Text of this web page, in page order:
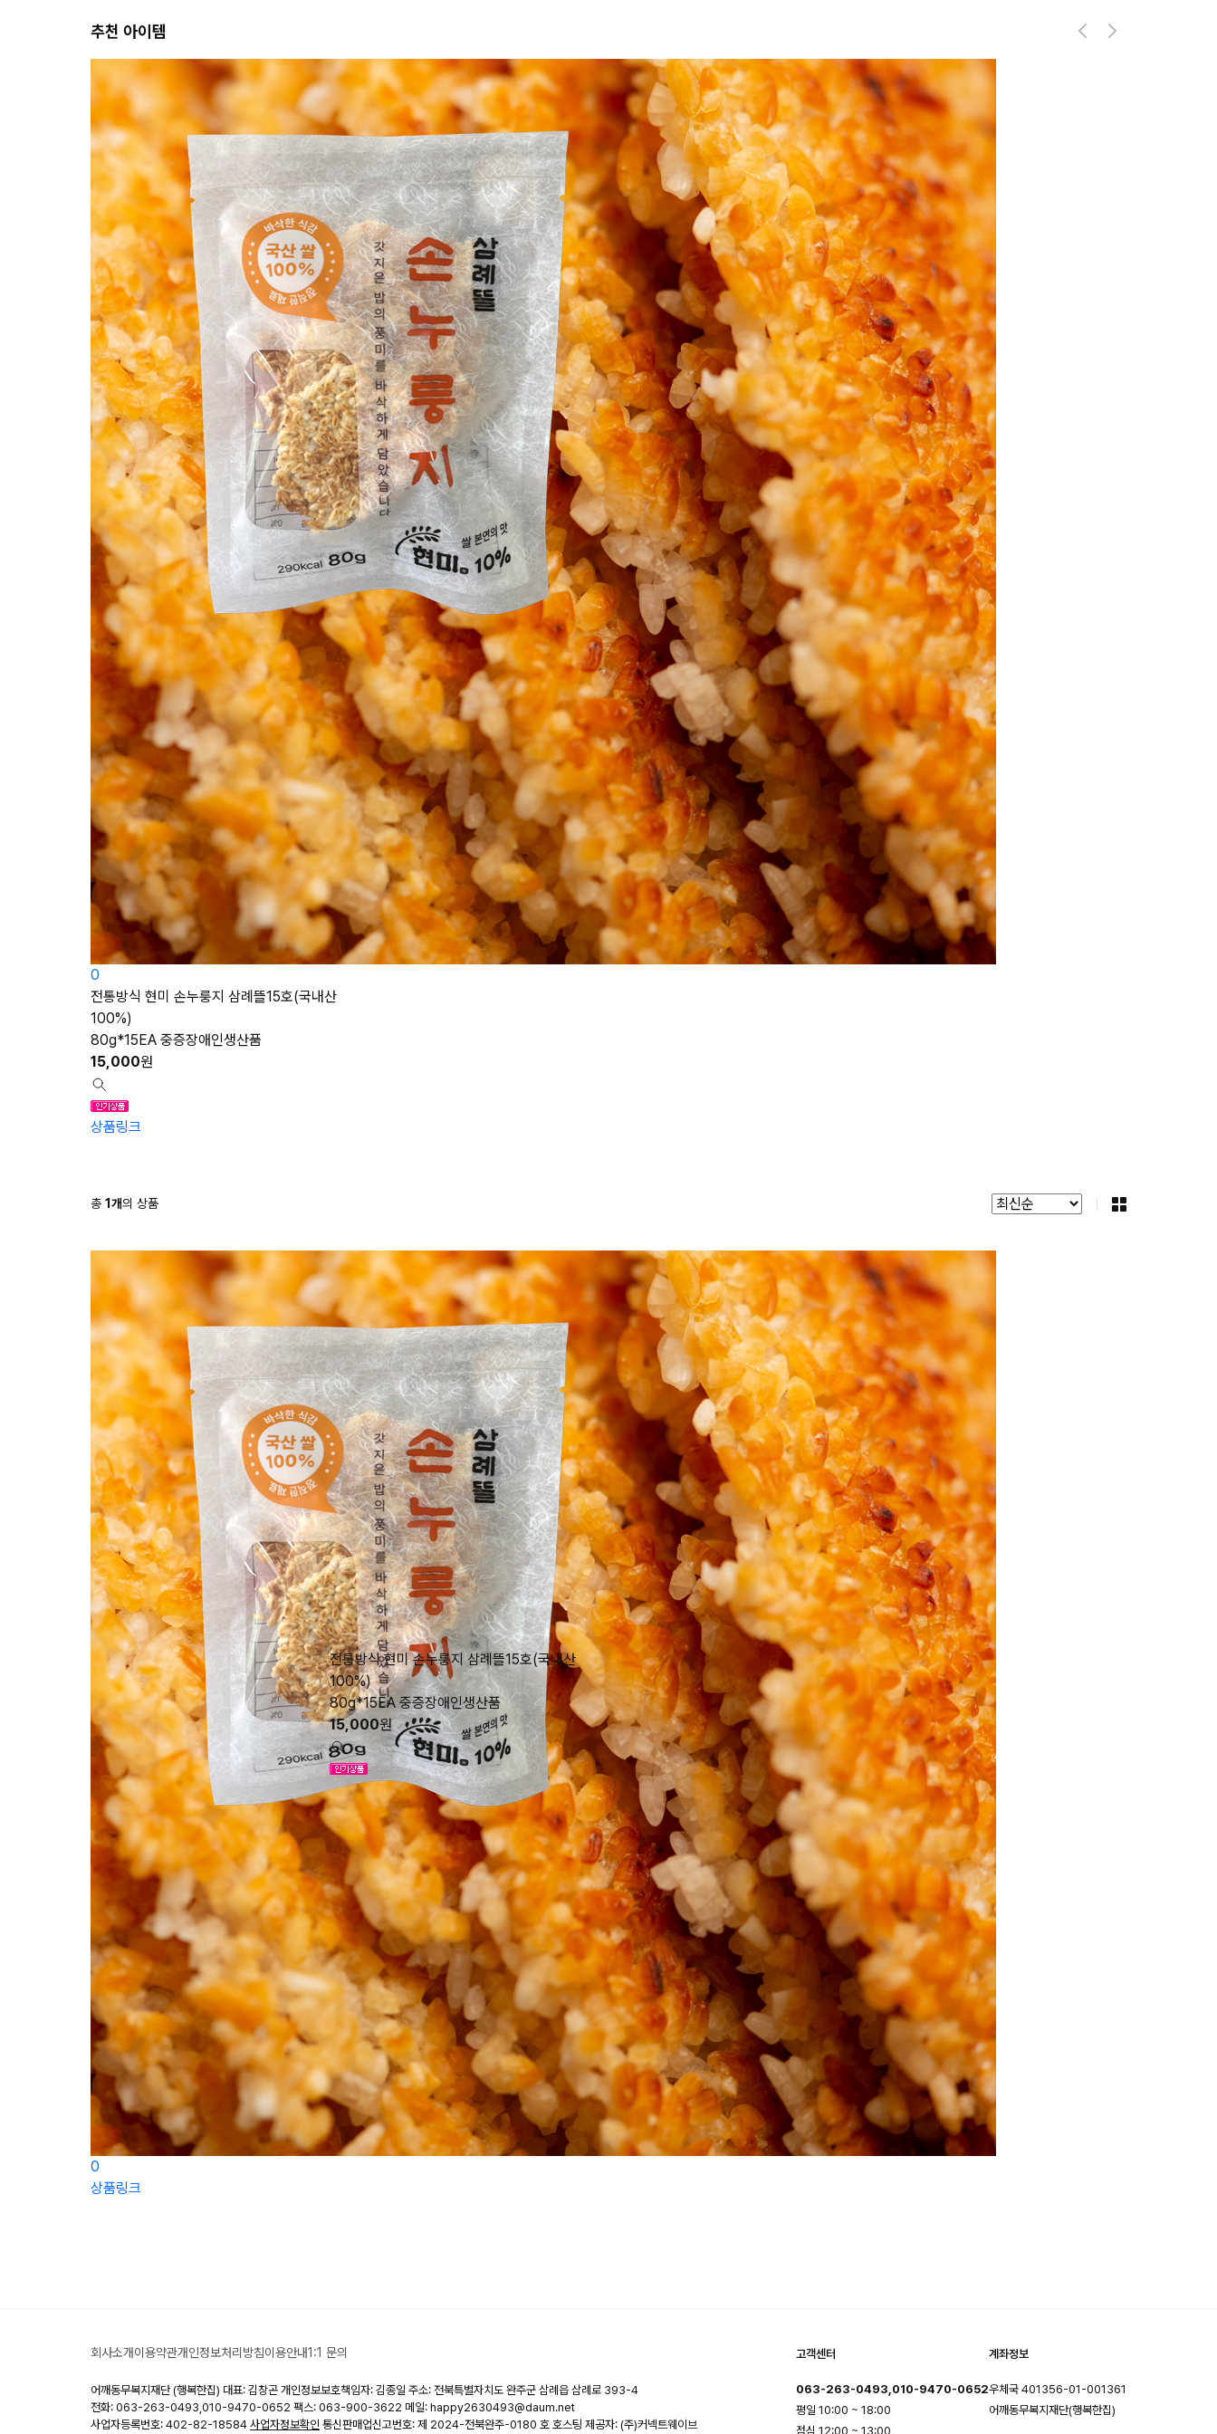
추천 아이템
0
전통방식 현미 손누룽지 삼례뜰15호(국내산
100%)
80g*15EA 중증장애인생산품
15,000원
상품링크
총 1 개의 상품
0
전통방식 현미 손누룽지 삼례뜰15호(국내산
100%)
80g*15EA 중증장애인생산품
15,000원
상품링크
회사소개이용약관개인정보처리방침이용안내1:1 문의
어깨동무복지재단 (행복한집) 대표: 김창곤 개인정보보호책임자: 김종일 주소: 전북특별자치도 완주군 삼례읍 삼례로 393-4
전화: 063-263-0493,010-9470-0652 팩스: 063-900-3622 메일: happy2630493@daum.net
사업자등록번호: 402-82-18584 사업자정보확인 통신판매업신고번호: 제 2024-전북완주-0180 호 호스팅 제공자: (주)커넥트웨이브
고객센터
063-263-0493,010-9470-0652
평일 10:00 ~ 18:00
점심 12:00 ~ 13:00
계좌정보
우체국 401356-01-001361
어깨동무복지재단(행복한집)